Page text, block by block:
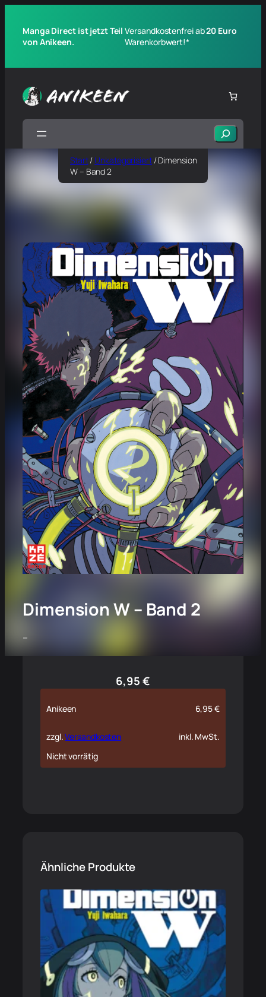
Manga Direct ist jetzt Teil
von Anikeen.
Versandkostenfrei ab20 Euro
Warenkorbwert!*
Suchen
Start/ Unkategorisiert/ Dimension
W – Band 2
Dimension W – Band 2
–
6,95€
Anikeen 6,95€
zzgl.Versandkosten
inkl. MwSt.
Nicht vorrätig
Ähnliche Produkte